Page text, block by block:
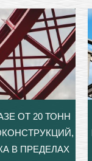
ОТ 20 ТОНН
В ПРЕДЕЛАХ